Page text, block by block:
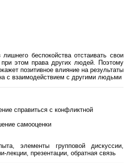
беспокойства отстаивать свои
этом права других людей. Поэтому
позитивное влияние на результаты
с взаимодействием с другими людьми
справиться с конфликтной
самооценки
элементы групповой дискуссии,
лекции, презентации, обратная связь